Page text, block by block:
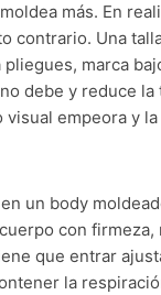
más. En
contrario. Una
marca
debe y reduce la
visual empeora y
un body
con firmeza,
que entrar
la